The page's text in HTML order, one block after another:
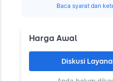
Baca syarat dan
Harga Awal
Diskusi